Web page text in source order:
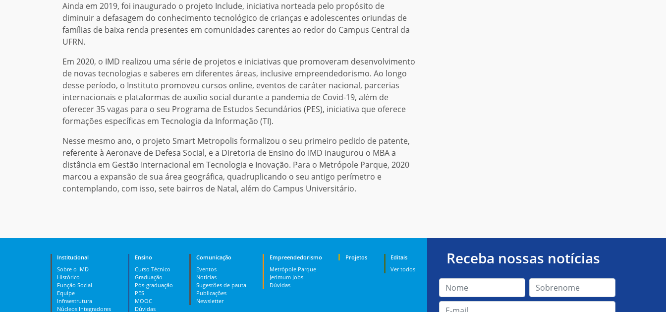
Ainda em 2019, foi inaugurado o projeto Include, iniciativa norteada pelo propósito de
diminuir a defasagem do conhecimento tecnológico de crianças e adolescentes oriundas de
famílias de baixa renda presentes em comunidades carentes ao redor do Campus Central da
UFRN.
Em 2020, o IMD realizou uma série de projetos e iniciativas que promoveram desenvolvimento
de novas tecnologias e saberes em diferentes áreas, inclusive empreendedorismo. Ao longo
desse período, o Instituto promoveu cursos online, eventos de caráter nacional, parcerias
internacionais e plataformas de auxílio social durante a pandemia de Covid-19, além de
oferecer 35 vagas para o seu Programa de Estudos Secundários (PES), iniciativa que oferece
formações específicas em Tecnologia da Informação (TI).
Nesse mesmo ano, o projeto Smart Metropolis formalizou o seu primeiro pedido de patente,
referente à Aeronave de Defesa Social, e a Diretoria de Ensino do IMD inaugurou o MBA a
distância em Gestão Internacional em Tecnologia e Inovação. Para o Metrópole Parque, 2020
marcou a expansão de sua área geográfica, quadruplicando o seu antigo perímetro e
contemplando, com isso, sete bairros de Natal, além do Campus Universitário.
Institucional
Sobre o IMD
Histórico
Função Social
Equipe
Infraestrutura
Núcleos Integradores
Ensino
Curso Técnico
Graduação
Pós-graduação
PES
MOOC
Dúvidas
Comunicação
Eventos
Notícias
Sugestões de pauta
Publicações
Newsletter
Empreendedorismo
Metrópole Parque
Jerimum Jobs
Dúvidas
Projetos
Editais
Ver todos
Receba nossas notícias